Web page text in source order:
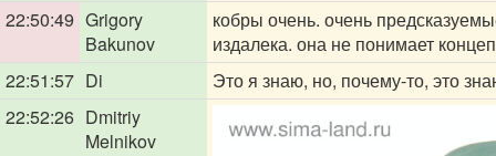
22:50:49 Grigory
Bakunov
кобры очень. очень
издалека. она не понимает
22:51:57 Di
Это я знаю, но, почему-то, это
22:52:26 Dmitriy
Melnikov